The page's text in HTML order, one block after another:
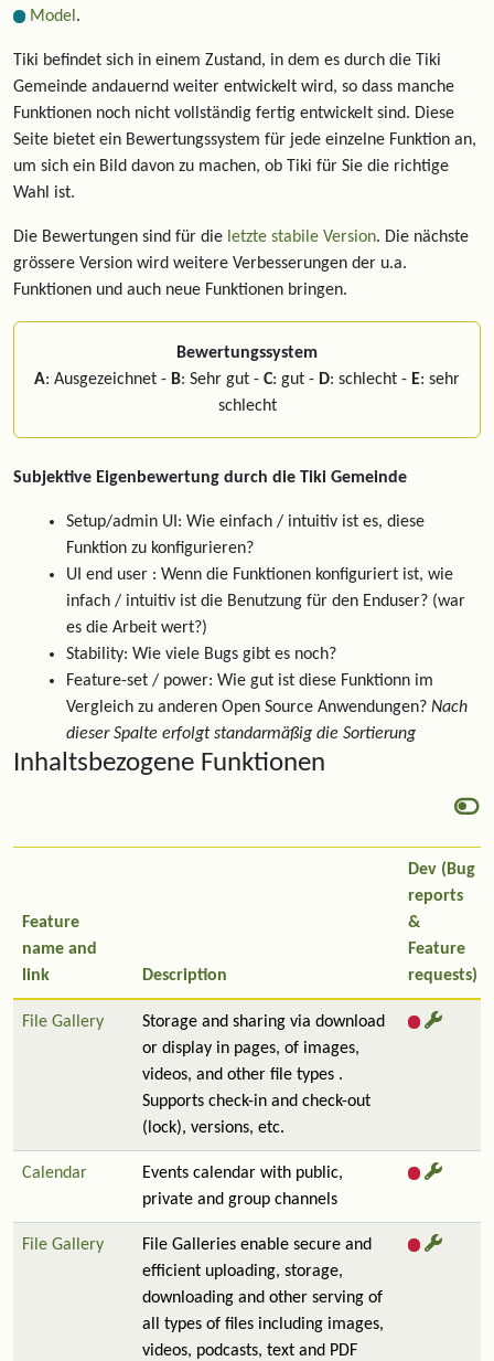
Model .
Tiki befindet sich in einem Zustand, in dem es durch die Tiki
Gemeinde andauernd weiter entwickelt wird, so dass manche
Funktionen noch nicht vollständig fertig entwickelt sind. Diese
Seite bietet ein Bewertungssystem für jede einzelne Funktion an,
um sich ein Bild davon zu machen, ob Tiki für Sie die richtige
Wahl ist.
Die Bewertungen sind für die letzte stabile Version. Die nächste
grössere Version wird weitere Verbesserungen der u.a.
Funktionen und auch neue Funktionen bringen.
Bewertungssystem
A: Ausgezeichnet - B: Sehr gut - C: gut - D: schlecht - E: sehr
schlecht
Subjektive Eigenbewertung durch die Tiki Gemeinde
Setup/admin UI: Wie einfach / intuitiv ist es, diese
Funktion zu konfigurieren?
UI end user : Wenn die Funktionen konfiguriert ist, wie
infach / intuitiv ist die Benutzung für den Enduser? (war
es die Arbeit wert?)
Stability: Wie viele Bugs gibt es noch?
Feature-set / power: Wie gut ist diese Funktionn im
Vergleich zu anderen Open Source Anwendungen? Nach
dieser Spalte erfolgt standarmäßig die Sortierung
Inhaltsbezogene Funktionen
Feature
name and
link
Description
Dev (Bug
reports
&
Feature
requests)
File Gallery
Storage and sharing via download
or display in pages, of images,
videos, and other file types .
Supports check-in and check-out
(lock), versions, etc.
Calendar
Events calendar with public,
private and group channels
File Gallery
File Galleries enable secure and
efficient uploading, storage,
downloading and other serving of
all types of files including images,
videos, podcasts, text and PDF